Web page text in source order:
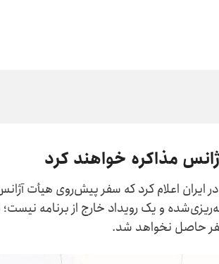
مذاکره خواهند کرد
ایران اعلام کرد که سفر پیش‌روی هیأت
و یک رویداد خارج از برنامه‌
حاصل نخواهد شد.